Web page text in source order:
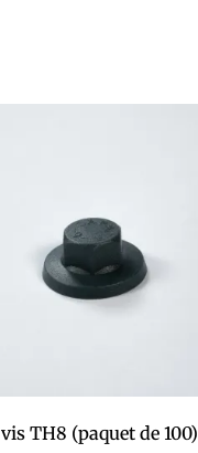
TH8 (paquet de 100)